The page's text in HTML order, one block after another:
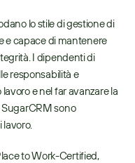
lo stile di gestione di
e capace di mantenere
I dipendenti di
responsabilità e
e nel far avanzare la
sono
lavoro.
to Work-Certified,